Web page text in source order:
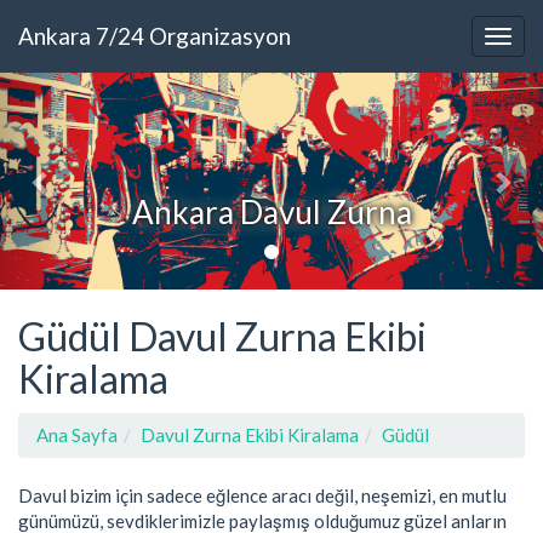
Ankara 7/24 Organizasyon
Ankara Davul Zurna
Güdül Davul Zurna Ekibi
Kiralama
Ana Sayfa Davul Zurna Ekibi Kiralama Güdül
Davul bizim için sadece eğlence aracı değil, neşemizi, en mutlu
günümüzü, sevdiklerimizle paylaşmış olduğumuz güzel anların